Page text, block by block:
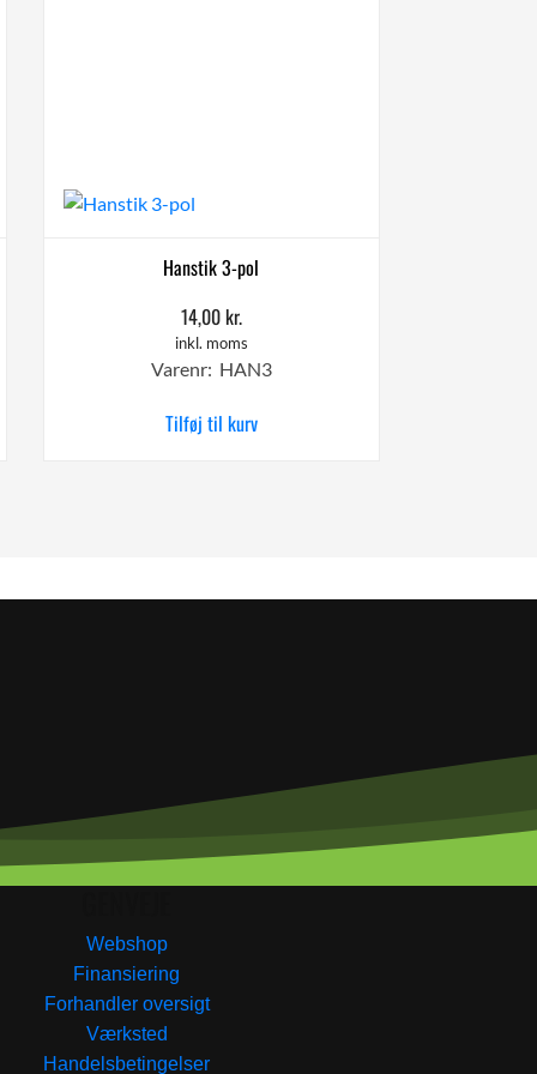
Hanstik 3-pol
14,00kr.
inkl. moms
Varenr: HAN3
Tilføj til kurv
Webshop
Finansiering
Forhandler oversigt
Værksted
Handelsbetingelser